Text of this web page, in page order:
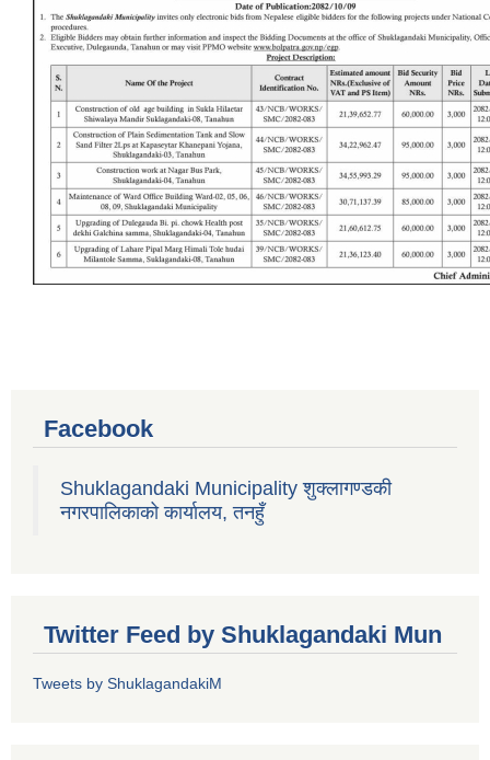
Facebook
Shuklagandaki Municipality शुक्लागण्डकी
नगरपालिकाको कार्यालय, तनहुँ
Twitter Feed by Shuklagandaki Mun
Tweets by ShuklagandakiM